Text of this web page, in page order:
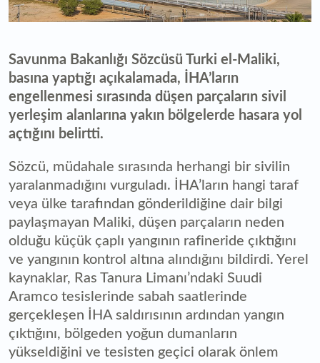
Savunma Bakanlığı Sözcüsü Turki el-Maliki,
basına yaptığı açıkalamada, İHA’ların
engellenmesi sırasında düşen parçaların sivil
yerleşim alanlarına yakın bölgelerde hasara yol
açtığını belirtti.
Sözcü, müdahale sırasında herhangi bir sivilin
yaralanmadığını vurguladı. İHA’ların hangi taraf
veya ülke tarafından gönderildiğine dair bilgi
paylaşmayan Maliki, düşen parçaların neden
olduğu küçük çaplı yangının rafineride çıktığını
ve yangının kontrol altına alındığını bildirdi. Yerel
kaynaklar, Ras Tanura Limanı’ndaki Suudi
Aramco tesislerinde sabah saatlerinde
gerçekleşen İHA saldırısının ardından yangın
çıktığını, bölgeden yoğun dumanların
yükseldiğini ve tesisten geçici olarak önlem